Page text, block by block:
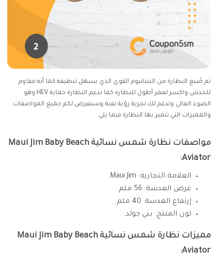
تم صُنع النظارة من التيتانيوم القوي الذي يسهل تنظيفة كما أنه مقاوم
للخدش واكسر لعمر أطول للنظارة كما تدعم النظارة حماية HEV وهو
الضوء العالي وتدعم لك تجربة رؤية نقية وسنعرض لكم جميع المواصفات
والمميزات التي تتميز بها النظارة فيما يلي.
مواصفات نظارة شمس نسائية Maui Jim Baby Beach
Aviator:
العلامة التجارية: Maui Jim.
عرض العدسة: 56 ملم.
إرتفاع العدسة: 40 ملم.
لون المنتج: بني جولد.
مميزات نظارة شمس نسائية Maui Jim Baby Beach
Aviator: